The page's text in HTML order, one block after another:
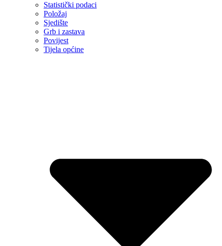
Statistički podaci
Položaj
Sjedište
Grb i zastava
Povijest
Tijela općine